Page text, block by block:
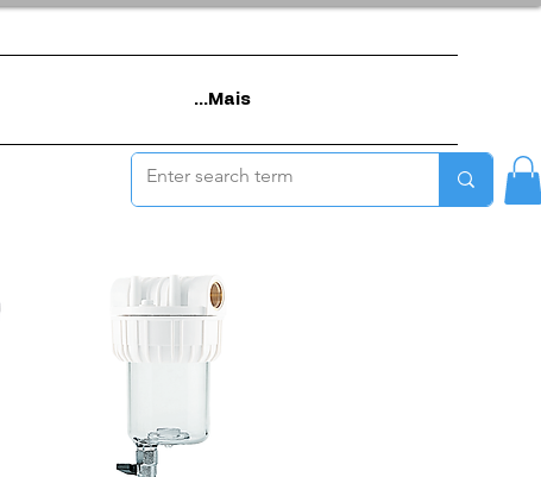
Mais...